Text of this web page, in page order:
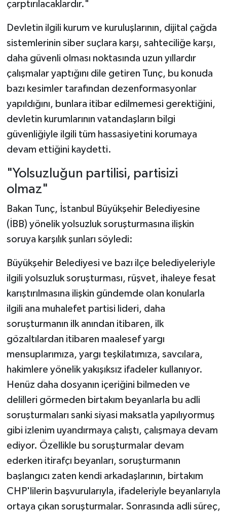
çarptırılacaklardır."
Devletin ilgili kurum ve kuruluşlarının, dijital çağda
sistemlerinin siber suçlara karşı, sahteciliğe karşı,
daha güvenli olması noktasında uzun yıllardır
çalışmalar yaptığını dile getiren Tunç, bu konuda
bazı kesimler tarafından dezenformasyonlar
yapıldığını, bunlara itibar edilmemesi gerektiğini,
devletin kurumlarının vatandaşların bilgi
güvenliğiyle ilgili tüm hassasiyetini korumaya
devam ettiğini kaydetti.
"Yolsuzluğun partilisi, partisizi
olmaz"
Bakan Tunç, İstanbul Büyükşehir Belediyesine
(İBB) yönelik yolsuzluk soruşturmasına ilişkin
soruya karşılık şunları söyledi:
Büyükşehir Belediyesi ve bazı ilçe belediyeleriyle
ilgili yolsuzluk soruşturması, rüşvet, ihaleye fesat
karıştırılmasına ilişkin gündemde olan konularla
ilgili ana muhalefet partisi lideri, daha
soruşturmanın ilk anından itibaren, ilk
gözaltılardan itibaren maalesef yargı
mensuplarımıza, yargı teşkilatımıza, savcılara,
hakimlere yönelik yakışıksız ifadeler kullanıyor.
Henüz daha dosyanın içeriğini bilmeden ve
delilleri görmeden birtakım beyanlarla bu adli
soruşturmaları sanki siyasi maksatla yapılıyormuş
gibi izlenim uyandırmaya çalıştı, çalışmaya devam
ediyor. Özellikle bu soruşturmalar devam
ederken itirafçı beyanları, soruşturmanın
başlangıcı zaten kendi arkadaşlarının, birtakım
CHP'lilerin başvurularıyla, ifadeleriyle beyanlarıyla
ortaya çıkan soruşturmalar. Sonrasında adli süreç,